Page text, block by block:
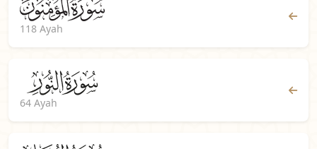
118 Ayah
64 Ayah